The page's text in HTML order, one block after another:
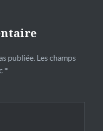
publiée. Les champs
*